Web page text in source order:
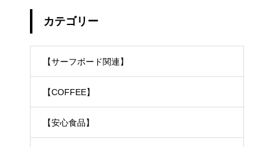
カテゴリー
【サーフボード関連】
【COFFEE】
【安心食品】